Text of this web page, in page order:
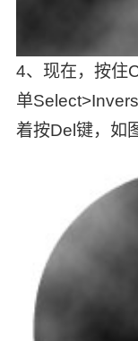
4、现在，按住
单
着按Del键，如